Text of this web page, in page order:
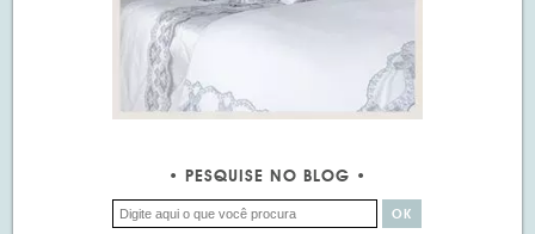
PESQUISE NO BLOG